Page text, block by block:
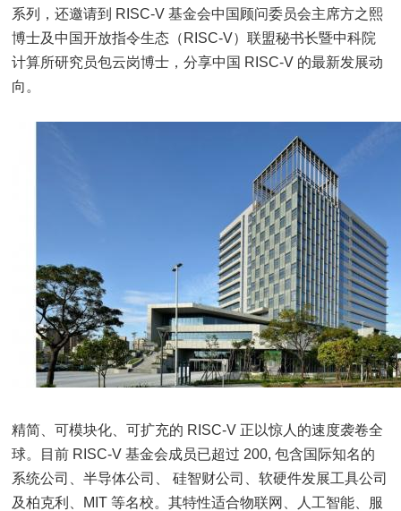
系列，还邀请到 RISC-V 基金会中国顾问委员会主席方之熙
博士及中国开放指令生态（RISC-V）联盟秘书长暨中科院
计算所研究员包云岗博士，分享中国 RISC-V 的最新发展动
向。
精简、可模块化、可扩充的 RISC-V 正以惊人的速度袭卷全
球。目前 RISC-V 基金会成员已超过 200, 包含国际知名的
系统公司、半导体公司、 硅智财公司、软硬件发展工具公司
及柏克利、MIT 等名校。其特性适合物联网、人工智能、服